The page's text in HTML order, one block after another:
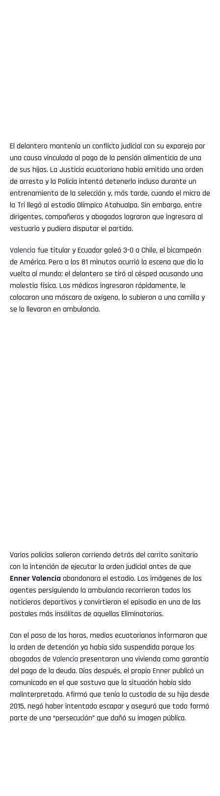
El delantero mantenía un conflicto judicial con su expareja por
una causa vinculada al pago de la pensión alimenticia de una
de sus hijas. La Justicia ecuatoriana había emitido una orden
de arresto y la Policía intentó detenerlo incluso durante un
entrenamiento de la selección y, más tarde, cuando el micro de
la Tri llegó al estadio Olímpico Atahualpa. Sin embargo, entre
dirigentes, compañeros y abogados lograron que ingresara al
vestuario y pudiera disputar el partido.
Valencia fue titular y Ecuador goleó 3-0 a Chile, el bicampeón
de América. Pero a los 81 minutos ocurrió la escena que dio la
vuelta al mundo: el delantero se tiró al césped acusando una
molestia física. Los médicos ingresaron rápidamente, le
colocaron una máscara de oxígeno, lo subieron a una camilla y
se lo llevaron en ambulancia.
Varios policías salieron corriendo detrás del carrito sanitario
con la intención de ejecutar la orden judicial antes de que
EnnerValencia abandonara el estadio. Las imágenes de los
agentes persiguiendo la ambulancia recorrieron todos los
noticieros deportivos y convirtieron el episodio en una de las
postales más insólitas de aquellas Eliminatorias.
Con el paso de las horas, medios ecuatorianos informaron que
la orden de detención ya había sido suspendida porque los
abogados de Valencia presentaron una vivienda como garantía
del pago de la deuda. Días después, el propio Ennerpublicó un
comunicado en el que sostuvo que la situación había sido
malinterpretada. Afirmó que tenía la custodia de su hija desde
2015, negó haber intentado escapar y aseguró que todo formó
parte de una “persecución” que dañó su imagen pública.